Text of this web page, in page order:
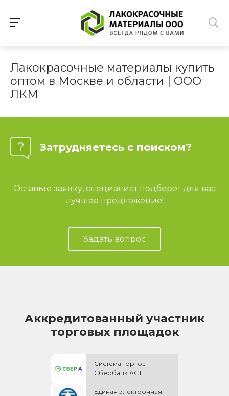
Лакокрасочные материалы купить
оптом в Москве и области | ООО
ЛКМ
Затрудняетесь с поиском?
Оставьте заявку, специалист подберет для вас
лучшее предложение!
Задать вопрос
Аккредитованный участник
торговых площадок
Система торгов
Сбербанк АСТ
Единая электронная